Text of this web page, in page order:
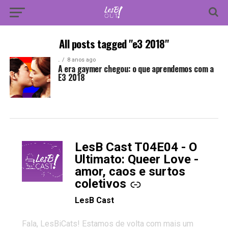
All posts tagged "e3 2018"
. 8 anos ago
A era gaymer chegou: o que aprendemos com a
E3 2018
LesB Cast T04E04 - O
Ultimato: Queer Love -
amor, caos e surtos
coletivos
-
LesB Cast
Fala, LesBiCats! Estamos de volta com mais um